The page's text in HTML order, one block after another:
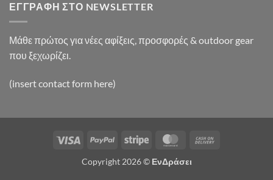
ΕΓΓΡΑΦΉ ΣΤΟ NEWSLETTER
Μάθε πρώτος για νέες αφίξεις, προσφορές & outdoor gear
που ξεχωρίζει.
(insert contact form here)
Visa PayPal Stripe MasterCard
Copyright 2026 © ΕνΔράσει